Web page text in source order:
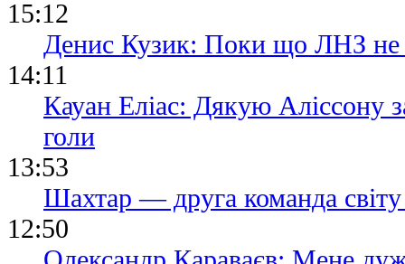
15:12
Денис Кузик: Поки що ЛНЗ не
14:11
Кауан Еліас: Дякую Аліссону
голи
13:53
Шахтар — друга команда
12:50